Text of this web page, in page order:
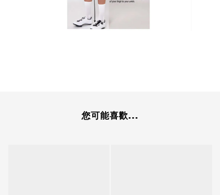
您可能喜歡...